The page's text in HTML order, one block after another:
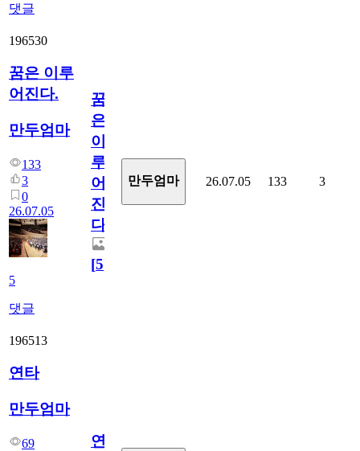
댓글
196530
꿈은 이루
어진다.
만두엄마
133
3
0
26.07.05
5
댓글
꿈
은
이
루
어
진
다.
[5]
만두엄마 26.07.05 133 3
196513
연타
만두엄마
69
연